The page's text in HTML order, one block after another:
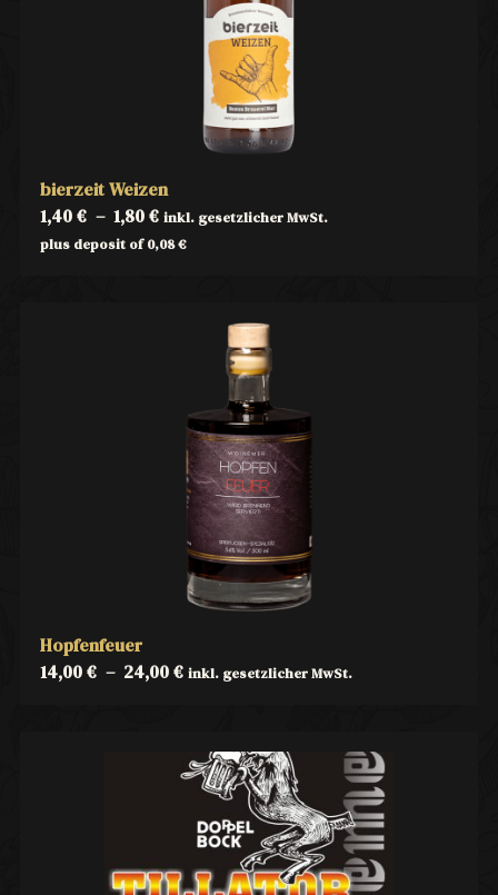
bierzeit Weizen
1,40€ – 1,80€ inkl. gesetzlicher MwSt.
plus deposit of0,08€
Hopfenfeuer
14,00€ – 24,00€ inkl. gesetzlicher MwSt.